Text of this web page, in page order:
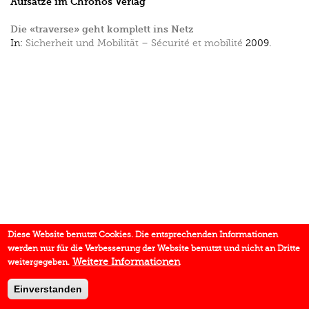
Die «traverse» geht komplett ins Netz
In: Sicherheit und Mobilität – Sécurité et mobilité 2009.
Diese Website benutzt Cookies. Die entsprechenden Informationen
werden nur für die Verbesserung der Website benutzt und nicht an Dritte
weitergegeben. Weitere Informationen
Einverstanden